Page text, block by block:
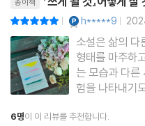
| h*****9 |
소설은 삶의 다
형태를 마주하
는 모습과 다른
험을 나타내기
산물만으로
쓰는 일. 소설이
6명이 이 리뷰를 추천합니다.